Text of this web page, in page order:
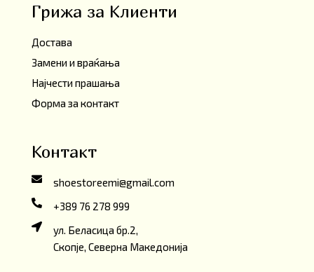
Грижа за Клиенти
Достава
Замени и враќања
Најчести прашања
Форма за контакт
Контакт
shoestoreemi@gmail.com
+389 76 278 999
ул. Беласица бр.2,
Скопје, Северна Македонија